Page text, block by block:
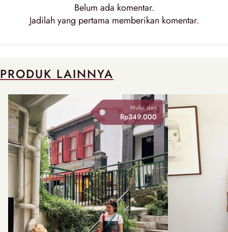
Belum ada komentar.
Jadilah yang pertama memberikan komentar.
PRODUK LAINNYA
Mulai dari
Rp349.000